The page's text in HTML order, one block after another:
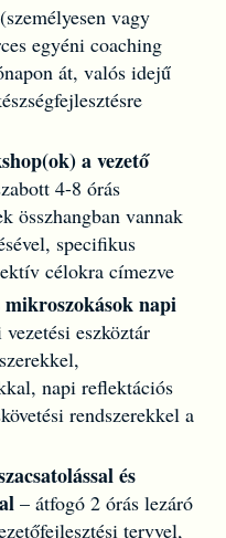
vagy
egyéni coaching
át, valós idejű
a vezető
4-8 órás
összhangban vannak
specifikus
célokra címezve
napi
eszköztár
napi reflektációs
rendszerekkel a
és
– átfogó 2 órás lezáró
tervvel,